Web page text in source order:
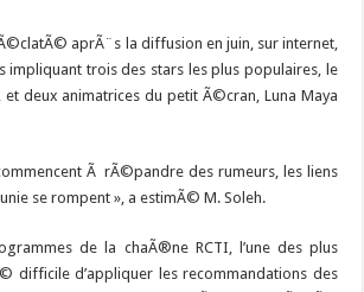
aprÃ¨s la diffusion en juin, sur internet,
impliquant trois des stars les plus populaires, le
et deux animatrices du petit Ã©cran, Luna Maya
Ã rÃ©pandre des rumeurs, les liens
se rompent », a estimÃ© M. Soleh.
de la chaÃ®ne RCTI, l’une des plus
difficile d’appliquer les recommandations des